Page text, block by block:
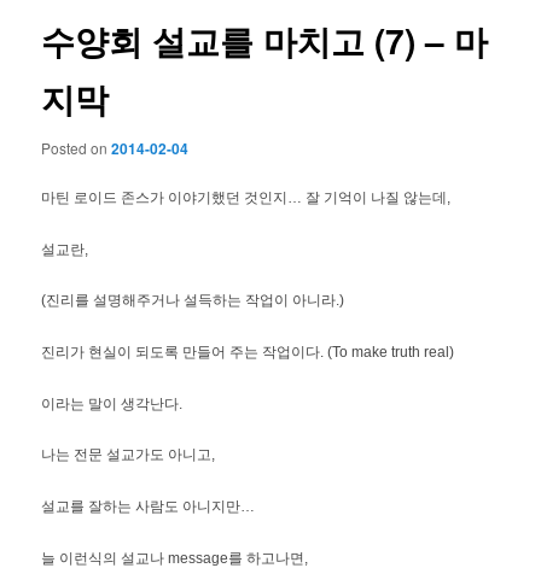
수양회 설교를 마치고 (7) – 마
지막
Posted on2014-02-04
마틴 로이드 존스가 이야기했던 것인지… 잘 기억이 나질 않는데,
설교란,
(진리를 설명해주거나 설득하는 작업이 아니라.)
진리가 현실이 되도록 만들어 주는 작업이다. (To make truth real)
이라는 말이 생각난다.
나는 전문 설교가도 아니고,
설교를 잘하는 사람도 아니지만…
늘 이런식의 설교나 message를 하고나면,